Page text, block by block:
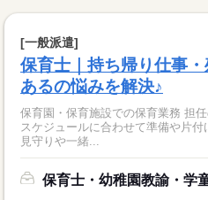
[一般派遣]
保育士｜持ち帰り仕事
あるの悩みを解決♪
保育園・保育施設での保育業務 担任の
スケジュールに合わせて準備や片
見守りや一緒...
保育士・幼稚園教諭・学